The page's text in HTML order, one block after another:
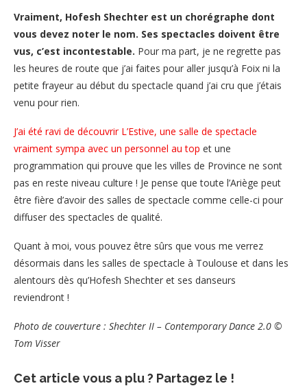
Vraiment, Hofesh Shechter est un chorégraphe dont
vous devez noter le nom. Ses spectacles doivent être
vus, c’est incontestable. Pour ma part, je ne regrette pas
les heures de route que j’ai faites pour aller jusqu’à Foix ni la
petite frayeur au début du spectacle quand j’ai cru que j’étais
venu pour rien.
J’ai été ravi de découvrir L’Estive, une salle de spectacle
vraiment sympa avec un personnel au top et une
programmation qui prouve que les villes de Province ne sont
pas en reste niveau culture ! Je pense que toute l’Ariège peut
être fière d’avoir des salles de spectacle comme celle-ci pour
diffuser des spectacles de qualité.
Quant à moi, vous pouvez être sûrs que vous me verrez
désormais dans les salles de spectacle à Toulouse et dans les
alentours dès qu’Hofesh Shechter et ses danseurs
reviendront !
Photo de couverture : Shechter II – Contemporary Dance 2.0 ©
Tom Visser
Cet article vous a plu ? Partagez le !